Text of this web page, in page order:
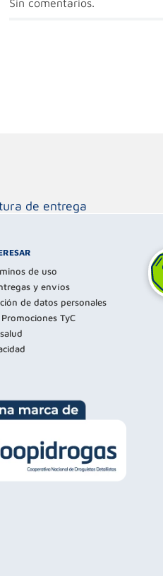
Sin comentarios.
de entrega
de uso
y envíos
de datos personales
TyC